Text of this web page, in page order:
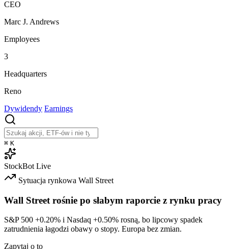
CEO
Marc J. Andrews
Employees
3
Headquarters
Reno
Dywidendy Earnings
⌘ K
StockBot Live
Sytuacja rynkowa Wall Street
Wall Street rośnie po słabym raporcie z rynku pracy
S&P 500 +0.20% i Nasdaq +0.50% rosną, bo lipcowy spadek
zatrudnienia łagodzi obawy o stopy. Europa bez zmian.
Zapytaj o to